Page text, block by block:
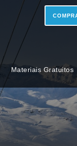
Materiais Gratuitos